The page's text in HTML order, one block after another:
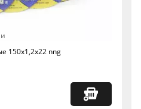
150х1,2х22 nng